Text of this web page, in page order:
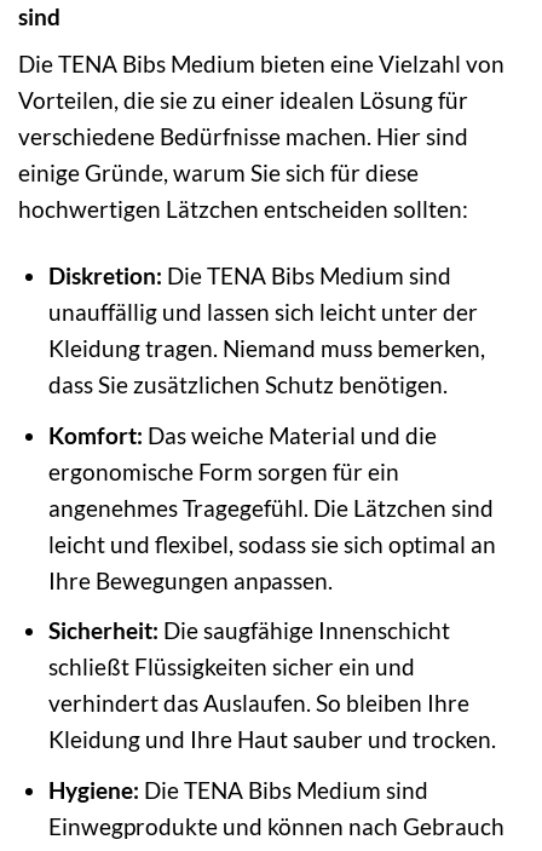
sind
Die TENA Bibs Medium bieten eine Vielzahl von
Vorteilen, die sie zu einer idealen Lösung für
verschiedene Bedürfnisse machen. Hier sind
einige Gründe, warum Sie sich für diese
hochwertigen Lätzchen entscheiden sollten:
Diskretion: Die TENA Bibs Medium sind
unauffällig und lassen sich leicht unter der
Kleidung tragen. Niemand muss bemerken,
dass Sie zusätzlichen Schutz benötigen.
Komfort: Das weiche Material und die
ergonomische Form sorgen für ein
angenehmes Tragegefühl. Die Lätzchen sind
leicht und flexibel, sodass sie sich optimal an
Ihre Bewegungen anpassen.
Sicherheit: Die saugfähige Innenschicht
schließt Flüssigkeiten sicher ein und
verhindert das Auslaufen. So bleiben Ihre
Kleidung und Ihre Haut sauber und trocken.
Hygiene: Die TENA Bibs Medium sind
Einwegprodukte und können nach Gebrauch